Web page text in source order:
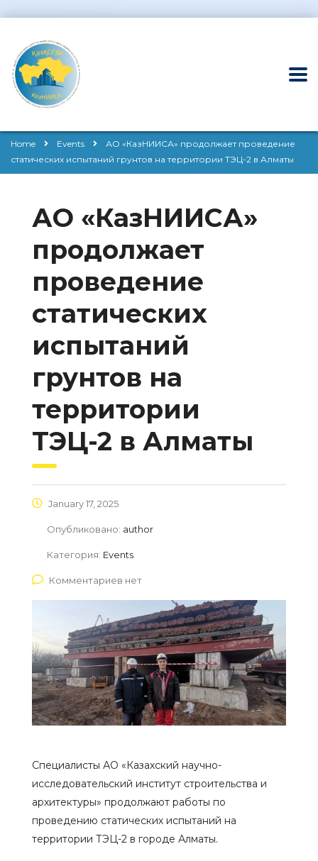
Home Events
АО «КазНИИСА» продолжает проведение
статических испытаний грунтов на территории ТЭЦ-2 в Алматы
АО «КазНИИСА»
продолжает
проведение
статических
испытаний
грунтов на
территории
ТЭЦ-2 в Алматы
January 17, 2025
Опубликовано: author
Категория: Events
Комментариев нет
Специалисты АО «Казахский научно-
исследовательский институт строительства и
архитектуры» продолжают работы по
проведению статических испытаний на
территории ТЭЦ-2 в городе Алматы.